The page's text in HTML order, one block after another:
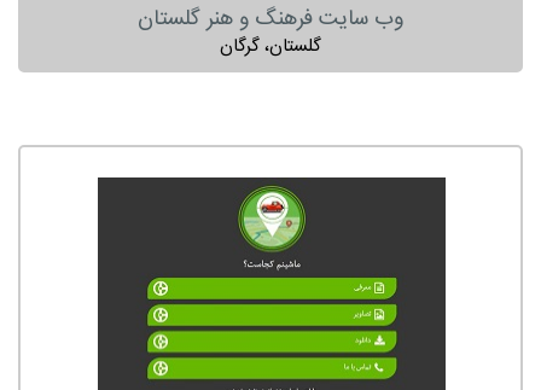
وب سایت فرهنگ و هنر گلستان
گلستان، گرگان